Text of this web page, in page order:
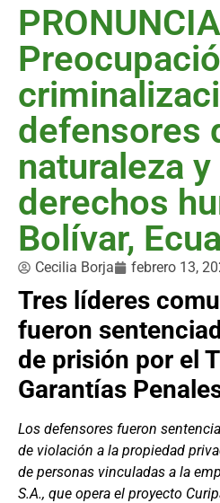
defensores
naturaleza
derechos
Bolívar,
Cecilia Borja febrero 13,
Tres líderes
fueron
de prisión por el
Garantías
Los defensores fueron
de violación a la propiedad
de personas vinculadas a la
S.A., que opera el proyecto